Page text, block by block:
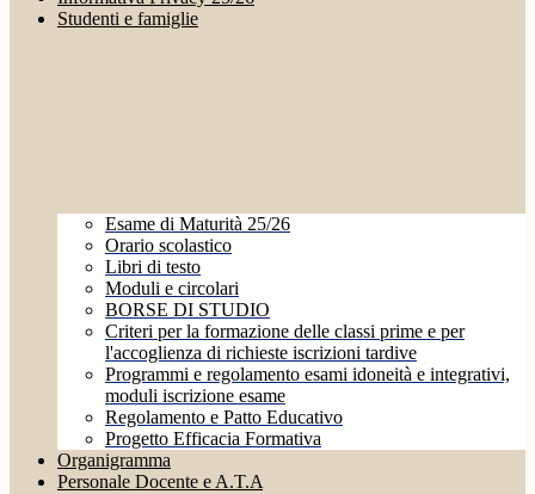
Studenti e famiglie
Esame di Maturità 25/26
Orario scolastico
Libri di testo
Moduli e circolari
BORSE DI STUDIO
Criteri per la formazione delle classi prime e per
l'accoglienza di richieste iscrizioni tardive
Programmi e regolamento esami idoneità e integrativi,
moduli iscrizione esame
Regolamento e Patto Educativo
Progetto Efficacia Formativa
Organigramma
Personale Docente e A.T.A